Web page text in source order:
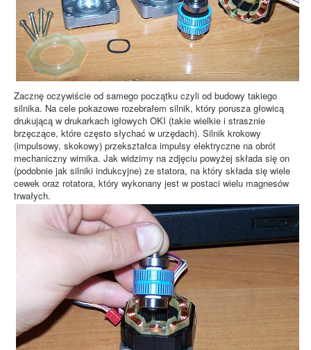
Zacznę oczywiście od samego początku czyli od budowy takiego
silnika. Na cele pokazowe rozebrałem silnik, który porusza głowicą
drukującą w drukarkach igłowych OKI (takie wielkie i strasznie
brzęczące, które często słychać w urzędach). Silnik krokowy
(impulsowy, skokowy) przekształca impulsy elektryczne na obrót
mechaniczny wirnika. Jak widzimy na zdjęciu powyżej składa się on
(podobnie jak silniki indukcyjne) ze statora, na który składa się wiele
cewek oraz rotatora, który wykonany jest w postaci wielu magnesów
trwałych.